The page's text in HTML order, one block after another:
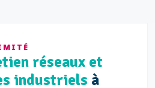
réseaux et
industriels à